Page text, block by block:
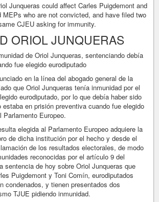
Junqueras could affect Carles Puigdemont and
MEPs who are not convicted, and have filed two
CJEU asking for immunity.
ORIOL JUNQUERAS
de Oriol Junqueras, sentenciando debía
fue elegido eurodiputado
en la línea del abogado general de la
que Oriol Junqueras tenía inmunidad por el
eurodiputado, por lo que debía haber sido
estaba en prisión preventiva cuando fue elegido
Parlamento Europeo.
elegida al Parlamento Europeo adquiere la
de dicha institución por el hecho y desde el
de los resultados electorales, de modo
reconocidas por el artículo 9 del
sentencia de hoy sobre Oriol Junqueras que
Puigdemont y Toni Comín, eurodiputados
condenados, y tienen presentados dos
TJUE pidiendo inmunidad.